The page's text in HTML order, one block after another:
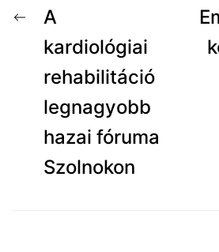
Bejegyzés
navigáció
Előző
A
kardiológiai
rehabilitáció
legnagyobb
hazai fóruma
Szolnokon